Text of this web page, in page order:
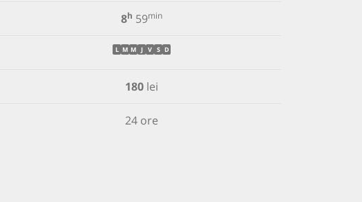
8h 59min
L M M J V S D
180 lei
24 ore